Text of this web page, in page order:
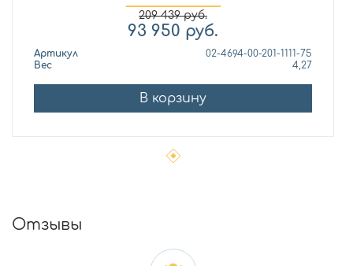
209 439руб.
93 950 руб.
Артикул
02-4694-00-201-1111-75
Вес
4,27
В корзину
Отзывы